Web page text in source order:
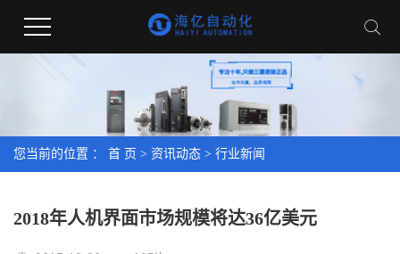
您当前的位置 ： 首 页 > 资讯动态 > 行业新闻
2018年人机界面市场规模将达36亿美元